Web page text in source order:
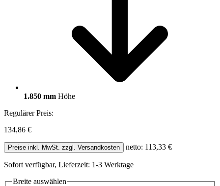
1.850 mm Höhe
Regulärer Preis:
134,86 €
Preise inkl. MwSt. zzgl. Versandkosten netto: 113,33 €
Sofort verfügbar, Lieferzeit: 1-3 Werktage
Breite auswählen